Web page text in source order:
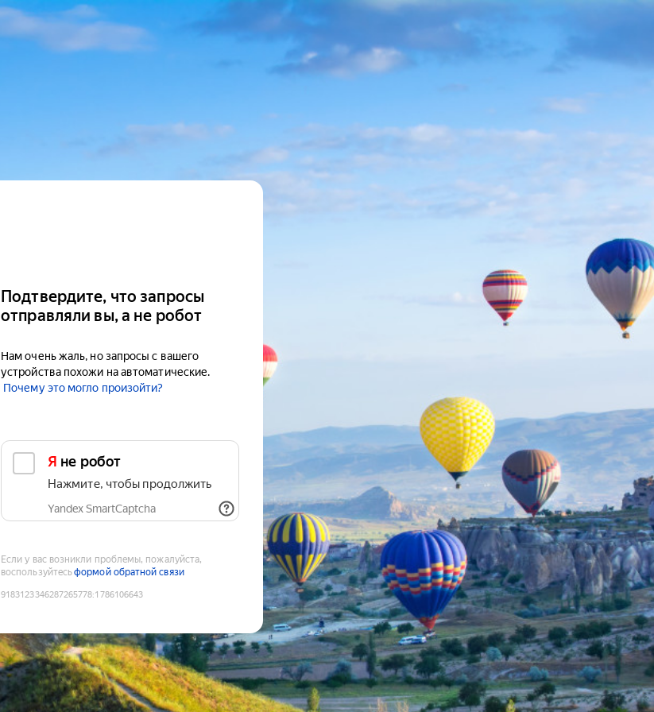
Подтвердите, что запросы
отправляли вы, а не робот
Нам очень жаль, но запросы с вашего
устройства похожи на автоматические.
Почему это могло произойти?
Я не робот
Нажмите, чтобы продолжить
Yandex SmartCaptcha
Если у вас возникли проблемы, пожалуйста,
воспользуйтесьформой обратной связи
9183123346287265778:1786106643